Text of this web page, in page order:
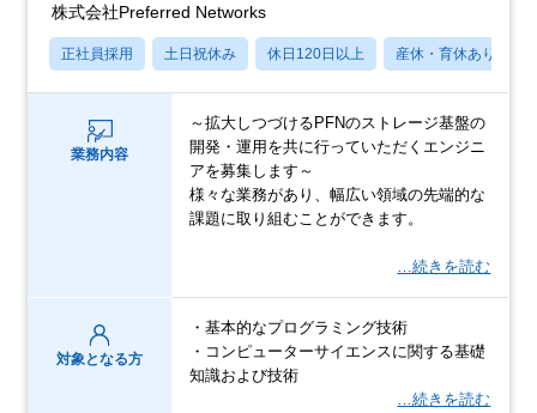
株式会社Preferred Networks
正社員採用 土日祝休み 休日120日以上 産休・育休あり
業務内容
～拡大しつづけるPFNのストレージ基盤の
開発・運用を共に行っていただくエンジニ
アを募集します～
様々な業務があり、幅広い領域の先端的な
課題に取り組むことができます。
…続きを読む
対象となる方
・基本的なプログラミング技術
・コンピューターサイエンスに関する基礎
知識および技術
…続きを読む